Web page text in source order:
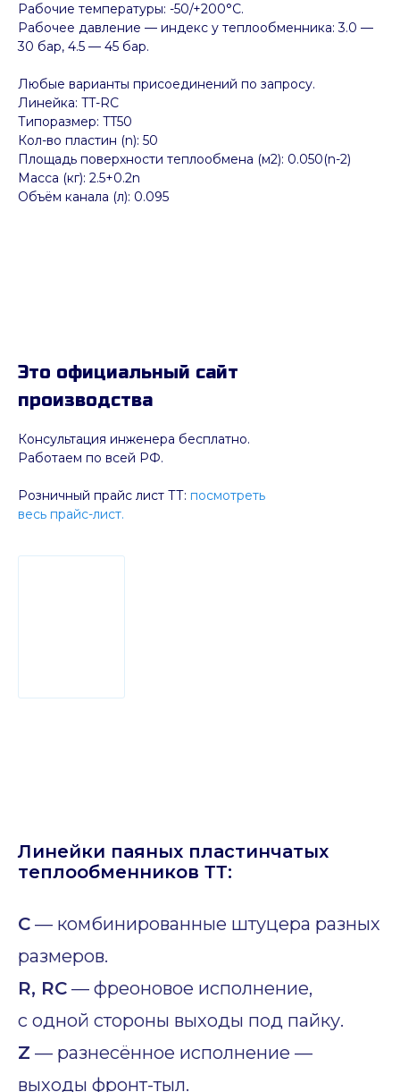
Рабочие температуры: -50/+200°C.
Рабочее давление — индекс у теплообменника: 3.0 —
30 бар, 4.5 — 45 бар.
Любые варианты присоединений по запросу.
Линейка: TT-RC
Типоразмер: TT50
Кол-во пластин (n): 50
Площадь поверхности теплообмена (м2): 0.050(n-2)
Масса (кг): 2.5+0.2n
Объём канала (л): 0.095
Консультация инженера бесплатно.
Работаем по всей РФ.
Розничный прайс лист ТТ: посмотреть
весь прайс-лист.
Это официальный сайт
производства
Линейки паяных пластинчатых
теплообменников ТТ:
C — комбинированные штуцера разных
размеров.
R, RC — фреоновое исполнение,
с одной стороны выходы под пайку.
Z — разнесённое исполнение —
выходы фронт-тыл.